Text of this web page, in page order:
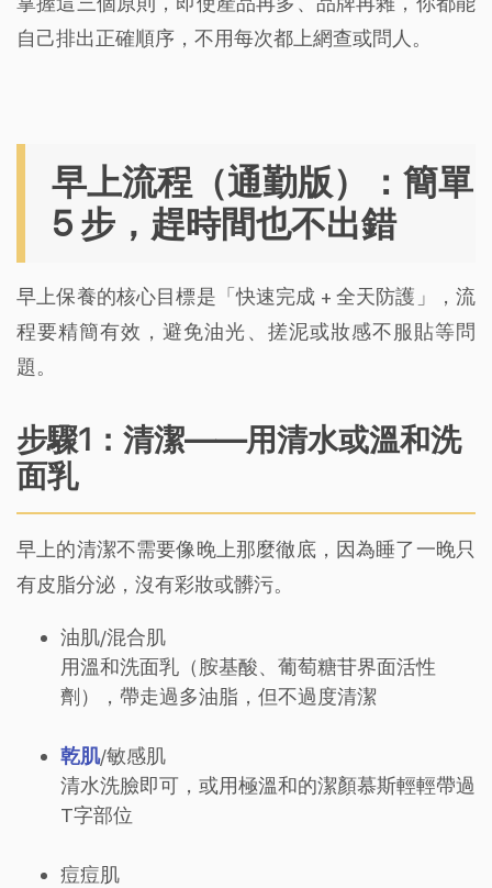
自己排出正確順序，不用每次都上網查或問人。
早上流程（通勤版）：簡單
5 步，趕時間也不出錯
早上保養的核心目標是「快速完成 + 全天防護」，流
程要精簡有效，避免油光、搓泥或妝感不服貼等問
題。
步驟1：清潔——用清水或溫和洗
面乳
早上的清潔不需要像晚上那麼徹底，因為睡了一晚只
有皮脂分泌，沒有彩妝或髒污。
油肌/混合肌
用溫和洗面乳（胺基酸、葡萄糖苷界面活性
劑），帶走過多油脂，但不過度清潔
乾肌/敏感肌
清水洗臉即可，或用極溫和的潔顏慕斯輕輕帶過
T字部位
痘痘肌